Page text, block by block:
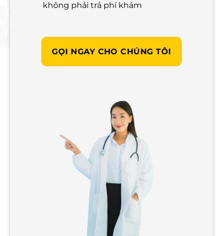
không phải trả phí khám
GỌI NGAY CHO CHÚNG TÔI